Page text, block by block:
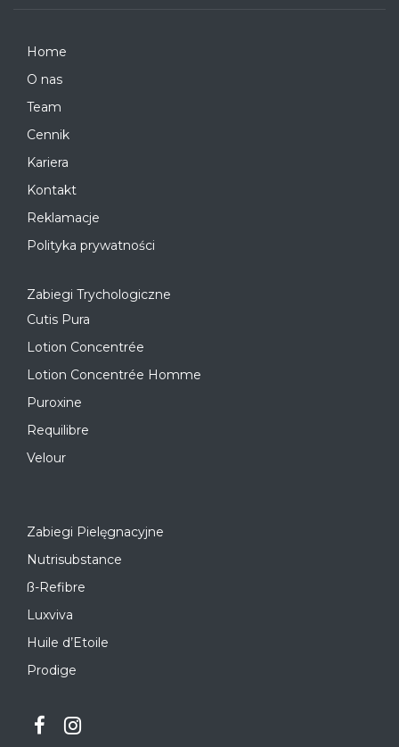
Home
O nas
Team
Cennik
Kariera
Kontakt
Reklamacje
Polityka prywatności
Zabiegi Trychologiczne
Cutis Pura
Lotion Concentrée
Lotion Concentrée Homme
Puroxine
Requilibre
Velour
Zabiegi Pielęgnacyjne
Nutrisubstance
ß-Refibre
Luxviva
Huile d’Etoile
Prodige